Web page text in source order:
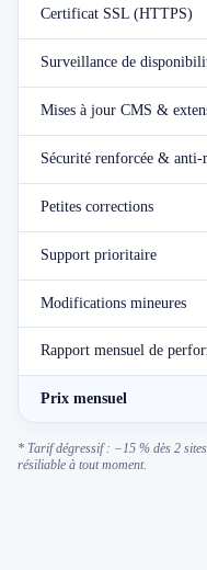
Certificat SSL (HTTPS)
Surveillance de
Mises à jour CMS &
Sécurité renforcée & anti-
Petites corrections
Support prioritaire
Modifications mineures
Rapport mensuel de
Prix mensuel
* Tarif dégressif : −15 % dès 2
résiliable à tout moment.